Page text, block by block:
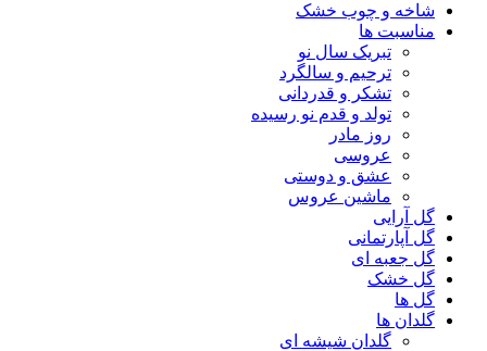
شاخه و چوب خشک
مناسبت ها
تبریک سال نو
ترحیم و سالگرد
تشکر و قدردانی
تولد و قدم نو رسیده
روز مادر
عروسی
عشق و دوستی
ماشین عروس
گل آرایی
گل آپارتمانی
گل جعبه ای
گل خشک
گل ها
گلدان ها
گلدان شیشه ای